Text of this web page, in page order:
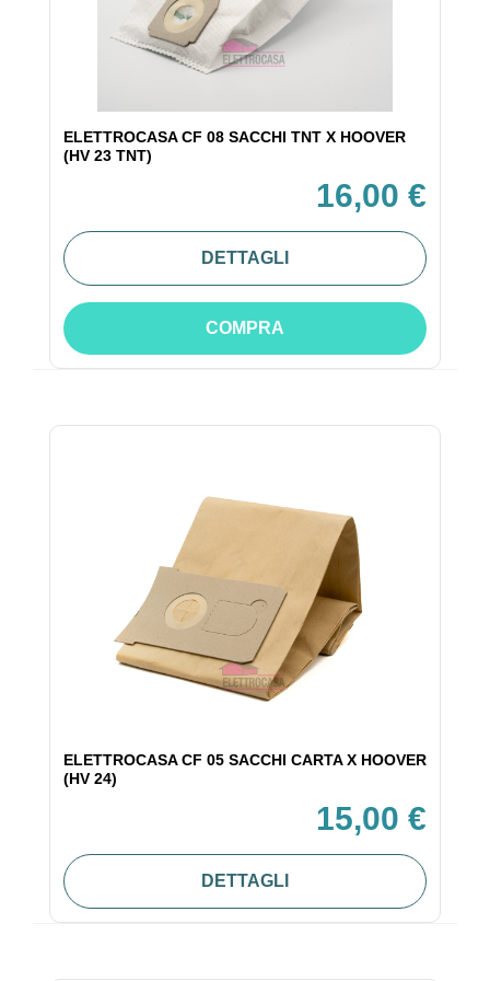
ELETTROCASA CF 08 SACCHI TNT X HOOVER
(HV 23 TNT)
16,00 €
DETTAGLI
COMPRA
ELETTROCASA CF 05 SACCHI CARTA X HOOVER
(HV 24)
15,00 €
DETTAGLI